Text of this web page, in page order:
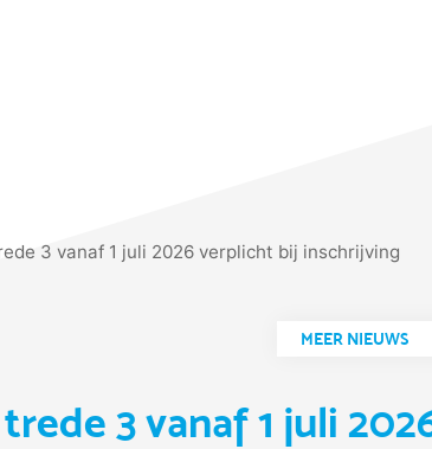
3 vanaf 1 juli 2026 verplicht bij inschrijving
3 vanaf 1 juli